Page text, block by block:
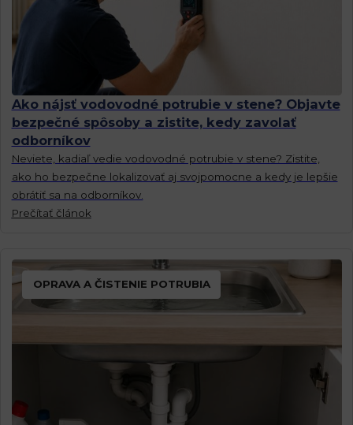
Ako nájsť vodovodné potrubie v stene? Objavte
bezpečné spôsoby a zistite, kedy zavolať
odborníkov
Neviete, kadiaľ vedie vodovodné potrubie v stene? Zistite,
ako ho bezpečne lokalizovať aj svojpomocne a kedy je lepšie
obrátiť sa na odborníkov.
Prečítať článok
OPRAVA A ČISTENIE POTRUBIA